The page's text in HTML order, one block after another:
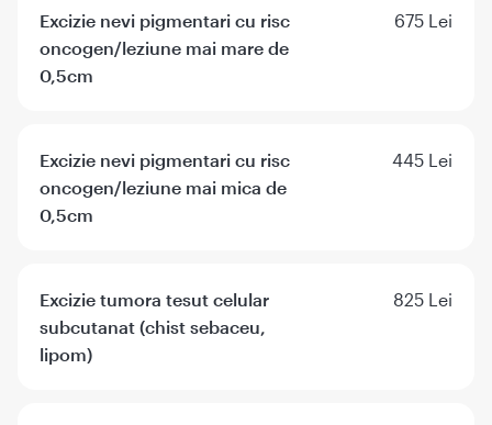
Excizie nevi pigmentari cu risc
oncogen/leziune mai mare de
0,5cm
675 Lei
Excizie nevi pigmentari cu risc
oncogen/leziune mai mica de
0,5cm
445 Lei
Excizie tumora tesut celular
subcutanat (chist sebaceu,
lipom)
825 Lei